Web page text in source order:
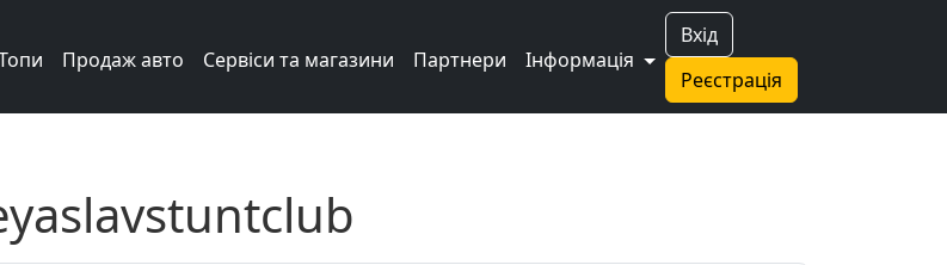
Вхід
Реєстрація
Продаж авто Сервіси та магазини Партнери Інформація